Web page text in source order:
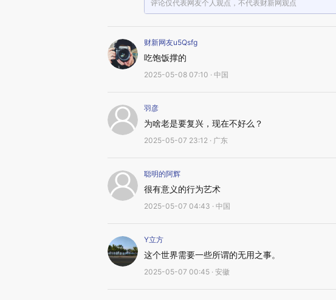
评论仅代表网友个人观点，不代表财新网观点
财新网友u5Qsfg
吃饱饭撑的
2025-05-08 07:10 · 中国
羽彦
为啥老是要复兴，现在不好么？
2025-05-07 23:12 · 广东
聪明的阿辉
很有意义的行为艺术
2025-05-07 04:43 · 中国
Y立方
这个世界需要一些所谓的无用之事。
2025-05-07 00:45 · 安徽